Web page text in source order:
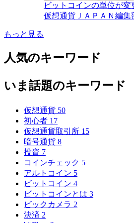
ビットコインの単位が変
仮想通貨ＪＡＰＡＮ編集
もっと見る
人気のキーワード
いま話題のキーワード
仮想通貨 50
初心者 17
仮想通貨取引所 15
暗号通貨 8
投資 7
コインチェック 5
アルトコイン 5
ビットコイン 4
ビットコインとは 3
ビックカメラ 2
決済 2